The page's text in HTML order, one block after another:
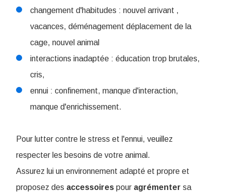
changement d'habitudes : nouvel arrivant ,
vacances, déménagement déplacement de la
cage, nouvel animal
interactions inadaptée : éducation trop brutales,
cris,
ennui : confinement, manque d'interaction,
manque d'enrichissement.
Pour lutter contre le stress et l'ennui, veuillez
respecter les besoins de votre animal.
Assurez lui un environnement adapté et propre et
proposez des accessoires pour agrémenter sa